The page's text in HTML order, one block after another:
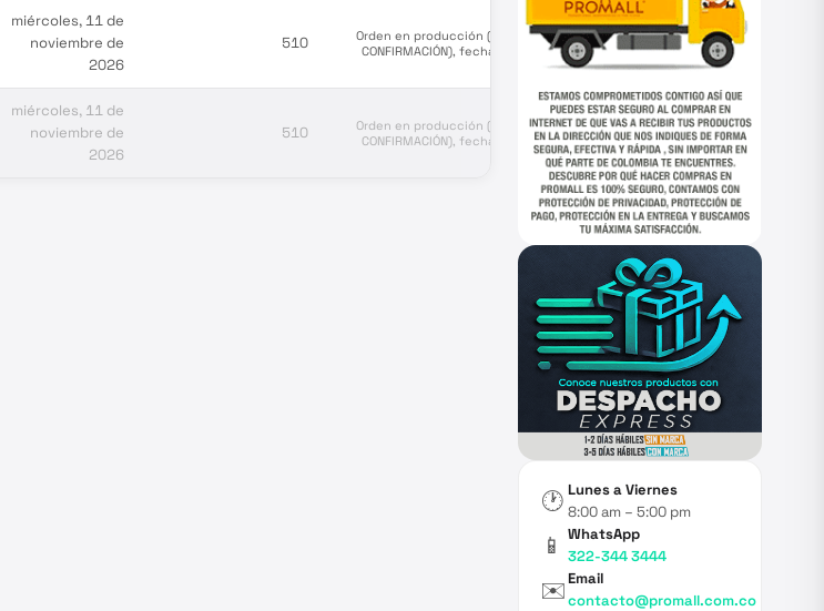
miércoles, 11 de
noviembre de
2026
510
Orden en producción (PENDIENTE
CONFIRMACIÓN), fecha estimada
salida de puerto origen
miércoles, 11 de
noviembre de
2026
510
Orden en producción (PENDIENTE
CONFIRMACIÓN), fecha estimada
salida de puerto origen
Septiembre 24
🕐 Lunes a Viernes
8:00 am – 5:00 pm
📱
WhatsApp
322-344 3444
✉️Email
contacto@promall.com.co